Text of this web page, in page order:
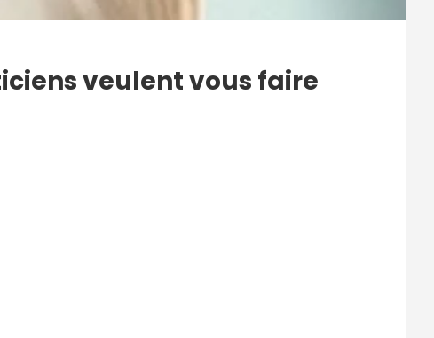
veulent vous faire